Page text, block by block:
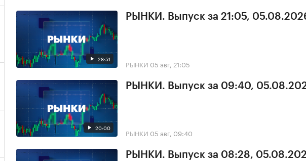
28:51
РЫНКИ. Выпуск за 21:05,
РЫНКИ 05 авг, 21:05
20:00
РЫНКИ. Выпуск за 09:40,
РЫНКИ 05 авг, 09:40
РЫНКИ. Выпуск за 08:28,